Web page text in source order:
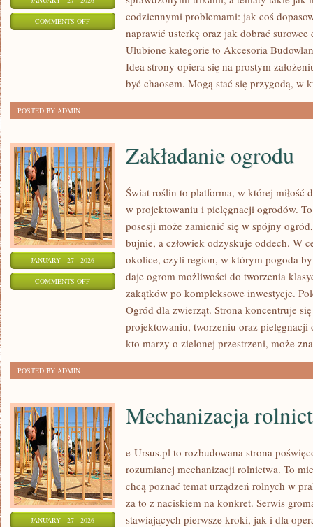
COMMENTS OFFON
MATERIAŁY
BUDOWLANE
codziennymi problemami: jak coś
naprawić usterkę oraz jak dobrać
Ulubione kategorie to Akcesoria
Idea strony opiera się na prostym
być chaosem. Mogą stać się przygodą, w
POSTED BY ADMIN
JANUARY - 27 - 2026
COMMENTS OFFON
ZAKŁADANIE
Zakładanie ogrodu
Świat roślin to platforma, w której miłość
w projektowaniu i pielęgnacji ogrodów.
posesji może zamienić się w spójny
bujnie, a człowiek odzyskuje oddech. W
okolice, czyli region, w którym pogoda
daje ogrom możliwości do tworzenia
zakątków po kompleksowe inwestycje.
Ogród dla zwierząt. Strona koncentruje
projektowaniu, tworzeniu oraz
kto marzy o zielonej przestrzeni, może
POSTED BY ADMIN
JANUARY - 27 - 2026
Mechanizacja
e-Ursus.pl to rozbudowana strona
rozumianej mechanizacji rolnictwa. To
chcą poznać temat urządzeń rolnych w
za to z naciskiem na konkret. Serwis
stawiających pierwsze kroki, jak i dla